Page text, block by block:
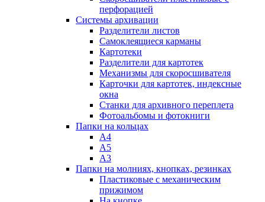
перфорацией
Системы архивации
Разделители листов
Самоклеящиеся карманы
Картотеки
Разделители для картотек
Механизмы для скоросшивателя
Карточки для картотек, индексные
окна
Станки для архивного переплета
Фотоальбомы и фотокниги
Папки на кольцах
А4
А5
А3
Папки на молниях, кнопках, резинках
Пластиковые с механическим
прижимом